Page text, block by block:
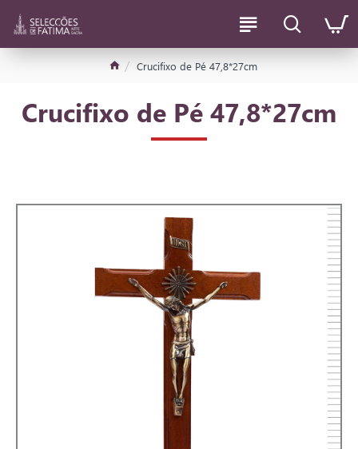
Crucifixo de Pé 47,8*27cm
Crucifixo de Pé 47,8*27cm